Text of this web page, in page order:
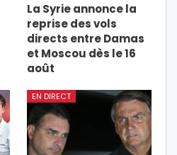
La Syrie annonce la
reprise des vols
directs entre Damas
et Moscou dès le 16
août
EN DIRECT